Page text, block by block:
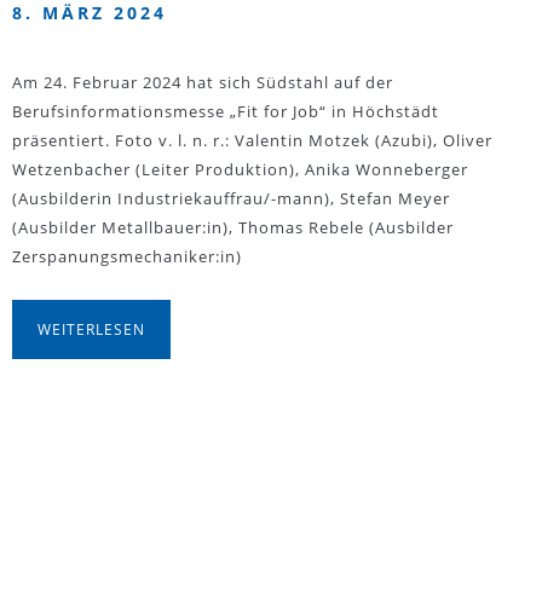
8. MÄRZ 2024
Am 24. Februar 2024 hat sich Südstahl auf der
Berufsinformationsmesse „Fit for Job“ in Höchstädt
präsentiert. Foto v. l. n. r.: Valentin Motzek (Azubi), Oliver
Wetzenbacher (Leiter Produktion), Anika Wonneberger
(Ausbilderin Industriekauffrau/-mann), Stefan Meyer
(Ausbilder Metallbauer:in), Thomas Rebele (Ausbilder
Zerspanungsmechaniker:in)
WEITERLESEN